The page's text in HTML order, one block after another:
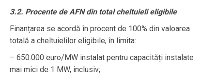
3.2. Procente de AFN din total cheltuieli eligibile
Finanțarea se acordă în procent de 100% din valoarea
totală a cheltuielilor eligibile, în limita:
– 650.000 euro/MW instalat pentru capacități instalate
mai mici de 1 MW, inclusiv;